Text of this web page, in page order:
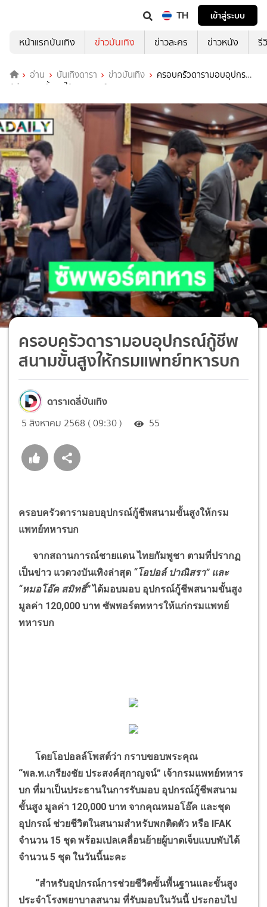
TH
เข้าสู่ระบบ
หน้าแรกบันเทิง
ข่าวบันเทิง ข่าวละคร ข่าวหนัง รี
อ่าน บันเทิงดารา ข่าวบันเทิง
ครอบครัวดารามอบอุปกรณ์
กู้ชีพสนามขั้นสูงให้กรมแพทย์ทหารบก
ครอบครัวดารามอบอุปกรณ์กู้ชีพ
สนามขั้นสูงให้กรมแพทย์ทหารบก
ดาราเดลี่บันเทิง
5 สิงหาคม 2568 ( 09:30 ) 55
ครอบครัวดารามอบอุปกรณ์กู้ชีพสนามขั้นสูงให้กรม
แพทย์ทหารบก
จากสถานการณ์ชายแดน ไทยกัมพูชา ตามที่ปรากฏ
เป็นข่าว แวดวงบันเทิงล่าสุด “โอปอล์ ปาณิสรา” และ
“หมอโอ๊ค สมิทธิ์”ได้มอบมอบ อุปกรณ์กู้ชีพสนามขั้นสูง
มูลค่า 120,000 บาท ซัพพอร์ตทหารให้แก่กรมแพทย์
ทหารบก
โดยโอปอลล์โพสต์ว่า กราบขอบพระคุณ
“พล.ท.เกรียงชัย ประสงค์สุกาญจน์” เจ้ากรมแพทย์ทหาร
บก ที่มาเป็นประธานในการรับมอบ อุปกรณ์กู้ชีพสนาม
ขั้นสูง มูลค่า 120,000 บาท จากคุณหมอโอ๊ค และชุด
อุปกรณ์ ช่วยชีวิตในสนามสำหรับพกติดตัว หรือ
IFAK
จำนวน 15 ชุด พร้อมเปลเคลื่อนย้ายผู้บาดเจ็บแบบพับได้
จำนวน5 ชุด ในวันนี้นะคะ
“สำหรับอุปกรณ์การช่วยชีวิตขั้นพื้นฐานและขั้นสูง
ประจำโรงพยาบาลสนาม ที่รับมอบในวันนี้ ประกอบไป